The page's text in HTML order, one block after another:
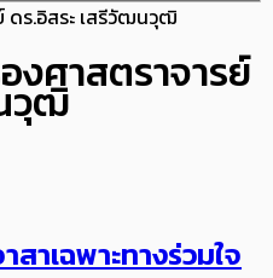
ดร.อิสระ เสรีวัฒนวุฒิ
งศาสตราจารย์
วุฒิ
าเฉพาะทางร่วมใจ